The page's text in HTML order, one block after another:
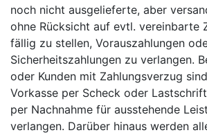
noch nicht ausgelieferte, aber
ohne Rücksicht auf evtl. vereinbarte
fällig zu stellen, Vorauszahlungen
Sicherheitszahlungen zu verlangen.
oder Kunden mit Zahlungsverzug
Vorkasse per Scheck oder
per Nachnahme für ausstehende
verlangen. Darüber hinaus werden